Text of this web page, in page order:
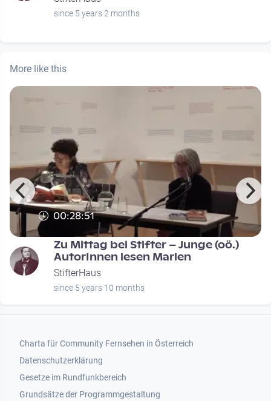
since 5 years 2 months
More like this
00:28:51
Zu Mittag bei Stifter – Junge (oö.)
AutorInnen lesen Marlen
StifterHaus
since 5 years 10 months
Footer 1
Charta für Community Fernsehen in Österreich
Datenschutzerklärung
Gesetze im Rundfunkbereich
Grundsätze der Programmgestaltung